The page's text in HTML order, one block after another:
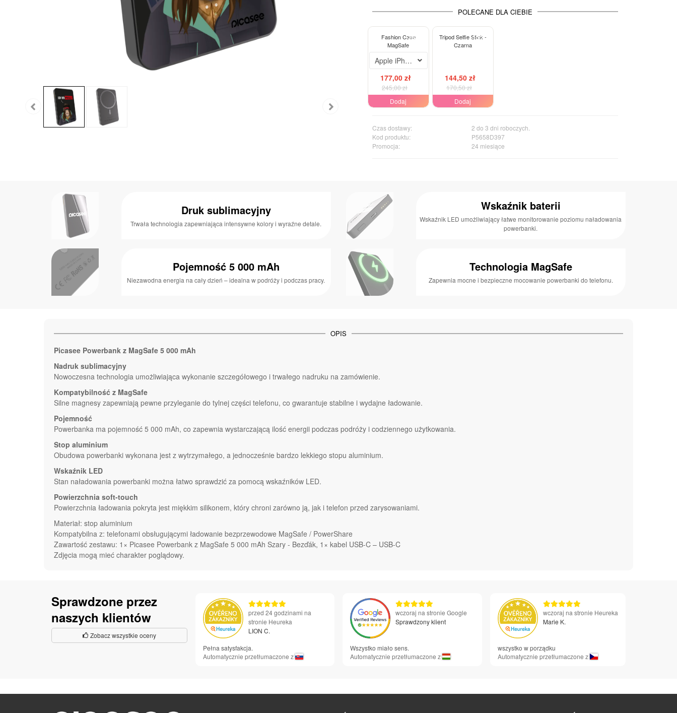
POLECANE DLA CIEBIE
-28%
Fashion Case
MagSafe
Apple iPhone 14 Pro Max
177,00 zł
245,00 zł
Dodaj
-15%
Tripod Selfie Stick -
Czarna
144,50 zł
170,50 zł
Dodaj
Czas dostawy:
2 do 3 dni roboczych.
Kod produktu:
P5658D397
Promocja:
24 miesiące
Druk sublimacyjny
Trwała technologia zapewniająca intensywne kolory i wyraźne detale.
Wskaźnik baterii
Wskaźnik LED umożliwiający łatwe monitorowanie poziomu naładowania
powerbanki.
Pojemność 5 000 mAh
Niezawodna energia na cały dzień – idealna w podróży i podczas pracy.
Technologia MagSafe
Zapewnia mocne i bezpieczne mocowanie powerbanki do telefonu.
OPIS
Picasee Powerbank z MagSafe 5 000 mAh
Nadruk sublimacyjny
Nowoczesna technologia umożliwiająca wykonanie szczegółowego i trwałego nadruku na zamówienie.
Kompatybilność z MagSafe
Silne magnesy zapewniają pewne przyleganie do tylnej części telefonu, co gwarantuje stabilne i wydajne ładowanie.
Pojemność
Powerbanka ma pojemność 5 000 mAh, co zapewnia wystarczającą ilość energii podczas podróży i codziennego użytkowania.
Stop aluminium
Obudowa powerbanki wykonana jest z wytrzymałego, a jednocześnie bardzo lekkiego stopu aluminium.
Wskaźnik LED
Stan naładowania powerbanki można łatwo sprawdzić za pomocą wskaźników LED.
Powierzchnia soft-touch
Powierzchnia ładowania pokryta jest miękkim silikonem, który chroni zarówno ją, jak i telefon przed zarysowaniami.
Materiał: stop aluminium
Kompatybilna z: telefonami obsługującymi ładowanie bezprzewodowe MagSafe / PowerShare
Zawartość zestawu: 1× Picasee Powerbank z MagSafe 5 000 mAh Szary - Bezďák, 1× kabel USB-C – USB-C
Zdjęcia mogą mieć charakter poglądowy.
Sprawdzone przez
naszych klientów
Zobacz wszystkie oceny
przed 24 godzinami na
stronie Heureka
LION C.
Pełna satysfakcja.
Automatycznie przetłumaczone z
wczoraj na stronie Google
Sprawdzony klient
Wszystko miało sens.
Automatycznie przetłumaczone z
wczoraj na stronie Heureka
Marie K.
wszystko w porządku
Automatycznie przetłumaczone z